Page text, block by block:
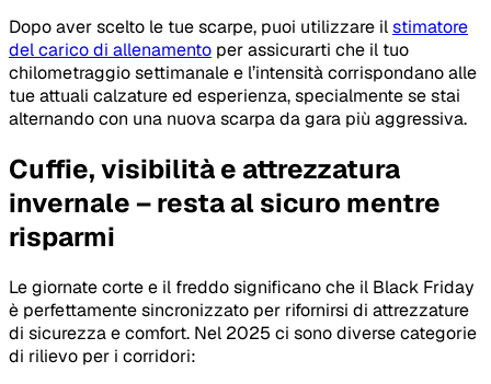
Dopo aver scelto le tue scarpe, puoi utilizzare ilstimatore
del carico di allenamento per assicurarti che il tuo
chilometraggio settimanale e l’intensità corrispondano alle
tue attuali calzature ed esperienza, specialmente se stai
alternando con una nuova scarpa da gara più aggressiva.
Cuffie, visibilità e attrezzatura
invernale – resta al sicuro mentre
risparmi
Le giornate corte e il freddo significano che il Black Friday
è perfettamente sincronizzato per rifornirsi di attrezzature
di sicurezza e comfort. Nel 2025 ci sono diverse categorie
di rilievo per i corridori: